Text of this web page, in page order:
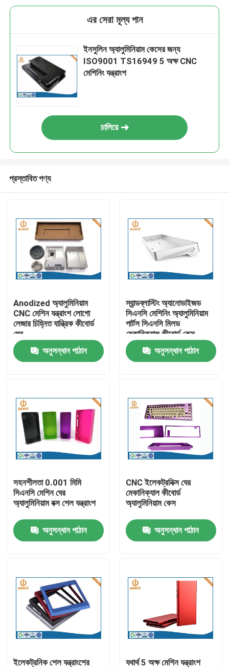
পণ্য
আমাদের সম্পর্কে
মান নিয়ন্ত্রণ
আমাদের সাথে যোগাযোগ করুন
অ্যালুমিনিয়াম ডাই ঢালাই
ইভি খুচরা যন্ত্রাংশ
CNC মেশিনিং যন্ত্রাংশ
এর সেরা মূল্য পান
ইনসুলিন অ্যালুমিনিয়াম কেসের জন্য
ISO9001 TS16949 5 অক্ষ CNC
মেশিনিং যন্ত্রাংশ
চালিয়ে
প্রস্তাবিত পণ্য
Anodized অ্যালুমিনিয়াম
CNC মেশিন যন্ত্রাংশ লোগো
লেজার চিহ্নিত যান্ত্রিক কীবোর্ড
ঘের
অনুসন্ধান পাঠান
স্যান্ডব্লাস্টিং অ্যানোডাইজড
সিএনসি মেশিনিং অ্যালুমিনিয়াম
পার্টস সিএনসি মিলড
মেকানিক্যাল কীবোর্ড কেস
অনুসন্ধান পাঠান
সহনশীলতা 0.001 মিমি
সিএনসি মেশিন ঘের
অ্যালুমিনিয়াম বক্স শেল যন্ত্রাংশ
অনুসন্ধান পাঠান
CNC ইলেকট্রনিক্স ঘের
মেকানিক্যাল কীবোর্ড
অ্যালুমিনিয়াম কেস
অনুসন্ধান পাঠান
ইলেকট্রনিক শেল যন্ত্রাংশের যথার্থ 5 অক্ষ মেশিন যন্ত্রাংশ